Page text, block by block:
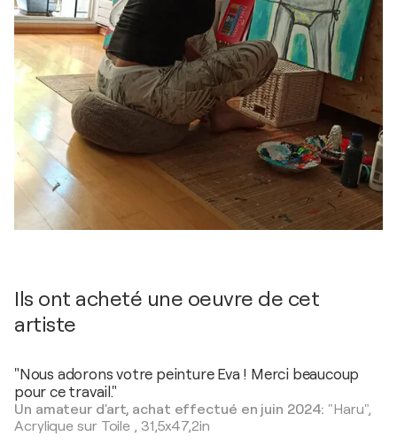
Ils ont acheté une oeuvre de cet
artiste
"Nous adorons votre peinture Eva ! Merci beaucoup
pour ce travail."
Un amateur d'art, achat effectué en juin 2024: "Haru",
Acrylique sur Toile , 31,5x47,2in